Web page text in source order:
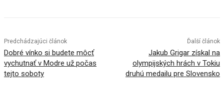
Predchádzajúci článok
Dobré vínko si budete môcť
vychutnať v Modre už počas
tejto soboty
Ďalší článok
Jakub Grigar získal na
olympijských hrách v Tokiu
druhú medailu pre Slovensko